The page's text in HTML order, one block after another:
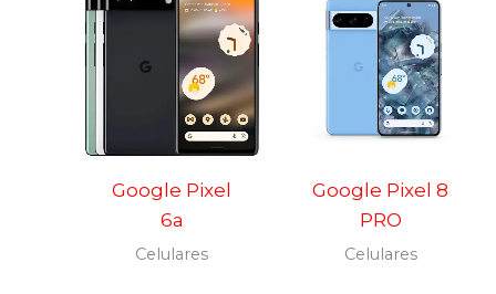
Google Pixel
6a
Celulares
Google Pixel 8
PRO
Celulares